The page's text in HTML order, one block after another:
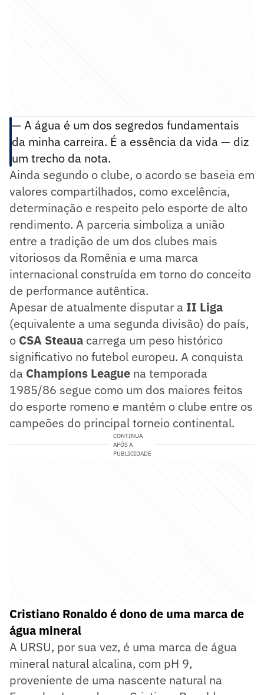
— A água é um dos segredos fundamentais
da minha carreira. É a essência da vida — diz
um trecho da nota.
Ainda segundo o clube, o acordo se baseia em
valores compartilhados, como excelência,
determinação e respeito pelo esporte de alto
rendimento. A parceria simboliza a união
entre a tradição de um dos clubes mais
vitoriosos da Romênia e uma marca
internacional construída em torno do conceito
de performance autêntica.
Apesar de atualmente disputar a II Liga
(equivalente a uma segunda divisão) do país,
o CSA Steaua carrega um peso histórico
significativo no futebol europeu. A conquista
da Champions League na temporada
1985/86 segue como um dos maiores feitos
do esporte romeno e mantém o clube entre os
campeões do principal torneio continental.
CONTINUA
APÓS A
PUBLICIDADE
Cristiano Ronaldo é dono de uma marca de
água mineral
A URSU, por sua vez, é uma marca de água
mineral natural alcalina, com pH 9,
proveniente de uma nascente natural na